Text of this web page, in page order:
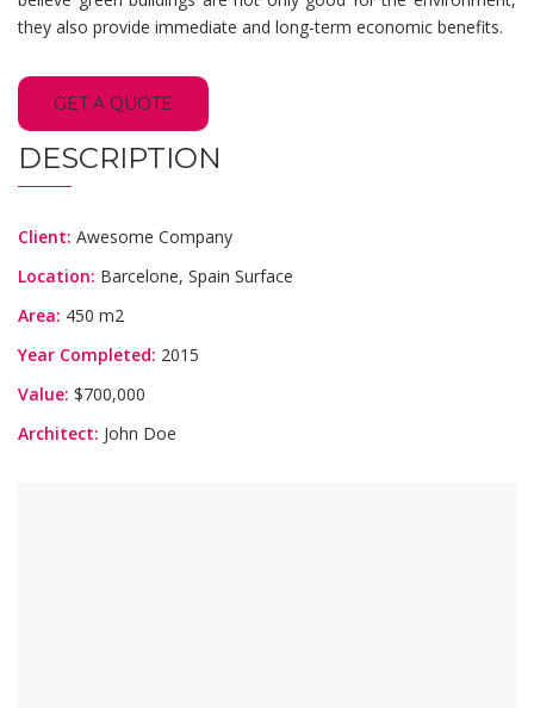
they also provide immediate and long-term economic benefits.
GET A QUOTE
DESCRIPTION
Client: Awesome Company
Location: Barcelone, Spain Surface
Area: 450 m2
Year Completed: 2015
Value: $700,000
Architect: John Doe